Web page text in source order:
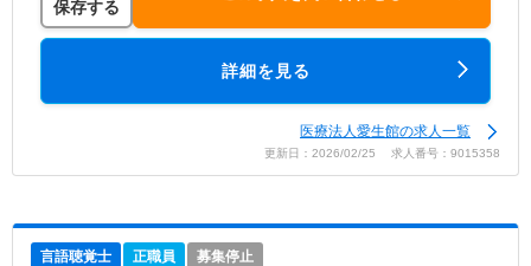
保存する
詳細を見る
医療法人愛生館の求人一覧
更新日：2026/02/25 求人番号：9015358
言語聴覚士 正職員 募集停止